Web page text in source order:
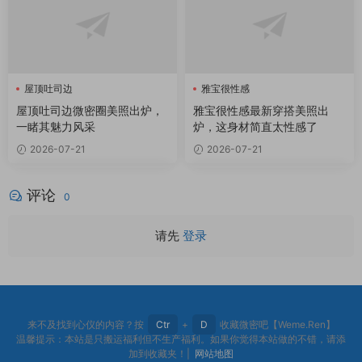
屋顶吐司边
屋顶吐司边微密圈
屋顶吐司边微密圈美照出炉，
一睹其魅力风采
2026-07-21
雅宝很性感
雅宝很性感最新穿搭美照出
炉，这身材简直太性感了
2026-07-21
评论 0
请先 登录
来不及找到心仪的内容？按 Ctr + D
收藏微密吧【Weme.Ren】
温馨提示：本站是只搬运福利但不生产福利。如果你觉得本站做的不错，请添
加到收藏夹！| 网站地图